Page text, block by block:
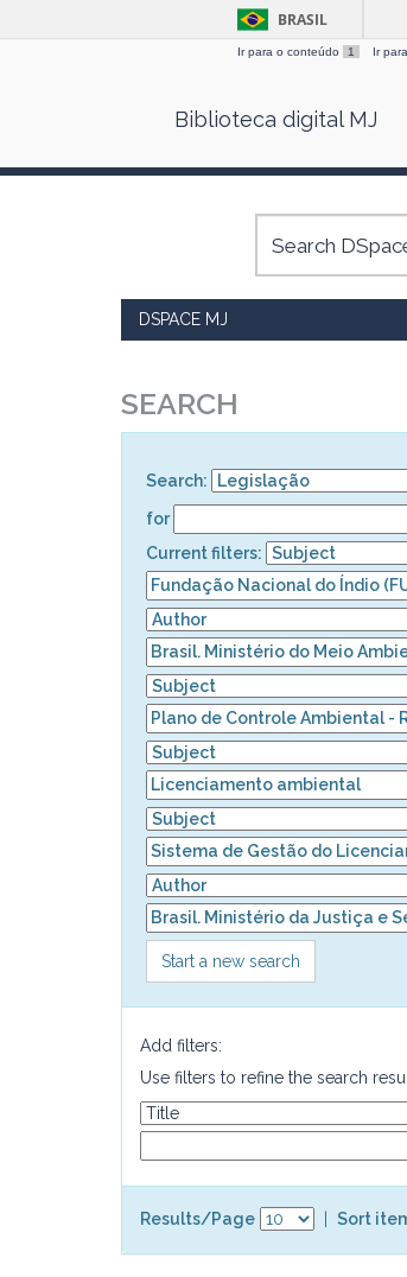
BRASIL
Ir para o conteúdo 1 Ir
Biblioteca digital MJ
DSPACE MJ
SEARCH
Search:
for
Current filters:
Start a new search
Add filters:
Use filters to refine the search
Results/Page Sort